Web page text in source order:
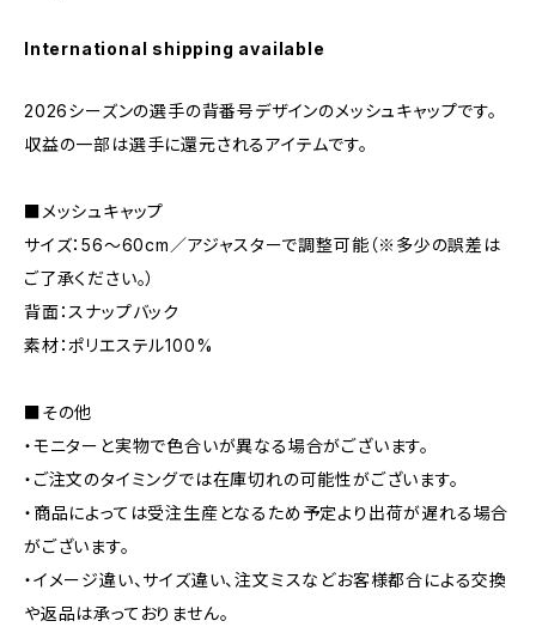
International shipping available
2026シーズンの選手の背番号デザインのメッシュキャップです。
収益の一部は選手に還元されるアイテムです。
■メッシュキャップ
サイズ：56～60cm／アジャスターで調整可能（※多少の誤差は
ご了承ください。）
背面：スナップバック
素材：ポリエステル100%
■その他
・モニターと実物で色合いが異なる場合がございます。
・ご注文のタイミングでは在庫切れの可能性がございます。
・商品によっては受注生産となるため予定より出荷が遅れる場合
がございます。
・イメージ違い、サイズ違い、注文ミスなどお客様都合による交換
や返品は承っておりません。